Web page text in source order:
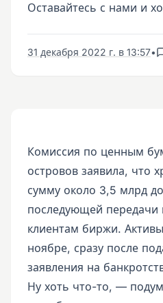
Оставайтесь с нами и
31 декабря 2022 г. в 13:57•
Комиссия по ценным
островов заявила, что
сумму около 3,5 млрд
последующей передачи
клиентам биржи.
ноябре, сразу после
заявления на
Ну хоть что-то, —